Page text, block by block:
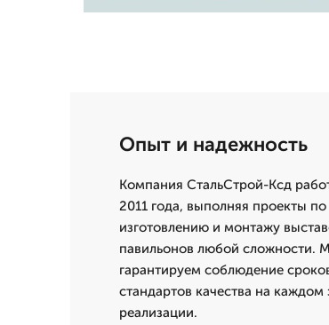
Опыт и надежность
Компания СтальСтрой-Ксд
2011 года, выполняя проекты по
изготовлению и монтажу
павильонов любой сложности.
гарантируем соблюдение
стандартов качества на каждом
реализации.